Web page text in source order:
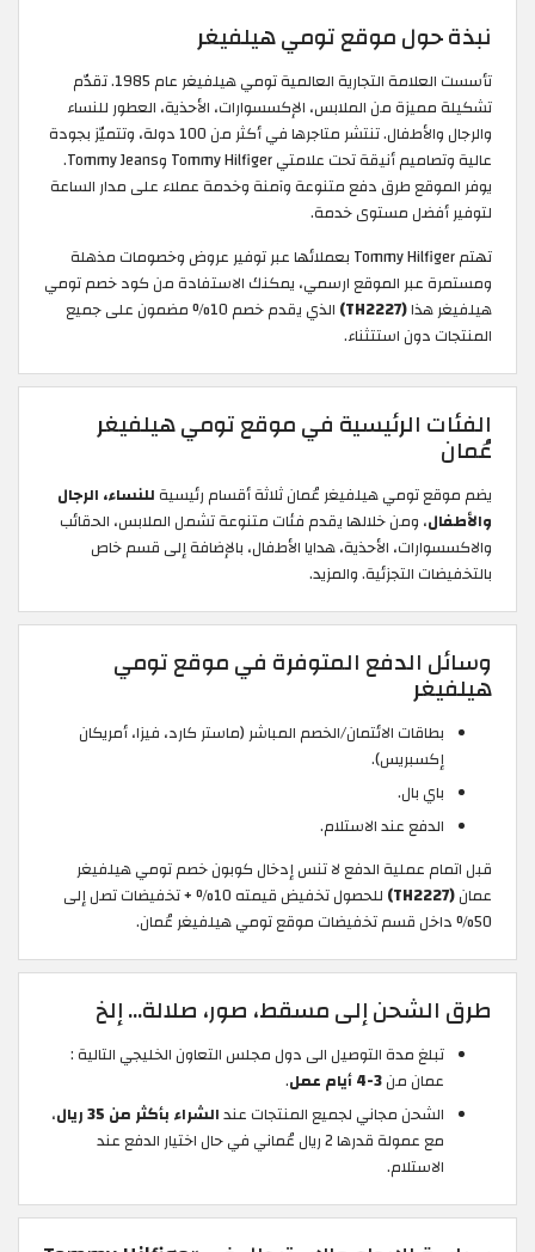
نبذة حول موقع تومي هيلفيغر
تأسست العلامة التجارية العالمية تومي هيلفيغر عام 1985. تقدّم
تشكيلة مميزة من الملابس، الإكسسوارات، الأحذية، العطور للنساء
والرجال والأطفال. تنتشر متاجرها في أكثر من 100 دولة، وتتميّز بجودة
عالية وتصاميم أنيقة تحت علامتي Tommy Hilfiger وTommy Jeans.
يوفر الموقع طرق دفع متنوعة وآمنة وخدمة عملاء على مدار الساعة
لتوفير أفضل مستوى خدمة.
تهتم Tommy Hilfiger بعملائها عبر توفير عروض وخصومات مذهلة
ومستمرة عبر الموقع ارسمي، يمكنك الاستفادة من كود خصم تومي
هيلفيغر هذا(TH2227)
الذي يقدم خصم 10% مضمون على جميع
المنتجات دون استتثناء.
الفئات الرئيسية في موقع تومي هيلفيغر
عُمان
يضم موقع تومي هيلفيغر عُمان ثلاثة أقسام رئيسية للنساء، الرجال
والأطفال، ومن خلالها يقدم فئات متنوعة تشمل الملابس، الحقائب
والاكسسوارات، الأحذية، هدايا الأطفال، بالإضافة إلى قسم خاص
بالتخفيضات التجزئية. والمزيد.
وسائل الدفع المتوفرة في موقع تومي
هيلفيغر
بطاقات الائتمان/الخصم المباشر (ماستر كارد، فيزا، أمريكان
إكسبريس).
باي بال.
الدفع عند الاستلام.
قبل اتمام عملية الدفع لا تنس إدخال كوبون خصم تومي هيلفيغر
عمان(TH2227)
للحصول تخفيض قيمته 10% + تخفيضات تصل إلى
50% داخل قسم تخفيضات موقع تومي هيلفيغر عُمان.
طرق الشحن إلى مسقط، صور، صلالة... إلخ
تبلغ مدة التوصيل الى دول مجلس التعاون الخليجي التالية :
عمان من3-4 أيام عمل
.
الشحن مجاني لجميع المنتجات عندالشراء بأكثر من 35 ريال
،
مع عمولة قدرها 2 ريال عُماني في حال اختيار الدفع عند
الاستلام.